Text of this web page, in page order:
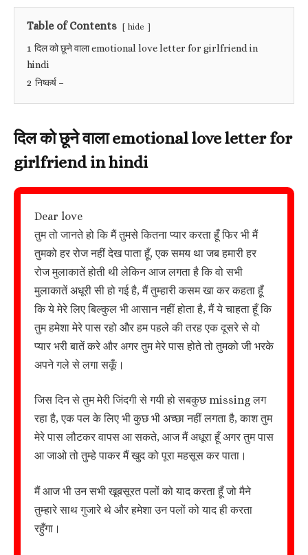
Table of Contents hide
1 दिल को छूने वाला emotional love letter for girlfriend in
hindi
2 निष्कर्ष –
दिल को छूने वाला emotional love letter for
girlfriend in hindi
Dear love
तुम तो जानते हो कि मैं तुमसे कितना प्यार करता हूँ फिर भी मैं
तुमको हर रोज नहीं देख पाता हूँ, एक समय था जब हमारी हर
रोज मुलाकातें होती थी लेकिन आज लगता है कि वो सभी
मुलाकातें अधूरी सी हो गई है, मैं तुम्हारी कसम खा कर कहता हूँ
कि ये मेरे लिए बिल्कुल भी आसान नहीं होता है, मैं ये चाहता हूँ कि
तुम हमेशा मेरे पास रहो और हम पहले की तरह एक दूसरे से वो
प्यार भरी बातें करे और अगर तुम मेरे पास होते तो तुमको जी भरके
अपने गले से लगा सकूँ।
जिस दिन से तुम मेरी जिंदगी से गयी हो सबकुछ missing लग
रहा है, एक पल के लिए भी कुछ भी अच्छा नहीं लगता है, काश तुम
मेरे पास लौटकर वापस आ सकते, आज मैं अधूरा हूँ अगर तुम पास
आ जाओ तो तुम्हे पाकर मैं खुद को पूरा महसूस कर पाता।
मैं आज भी उन सभी खूबसूरत पलों को याद करता हूँ जो मैने
तुम्हारे साथ गुजारे थे और हमेशा उन पलों को याद ही करता
रहुँगा।